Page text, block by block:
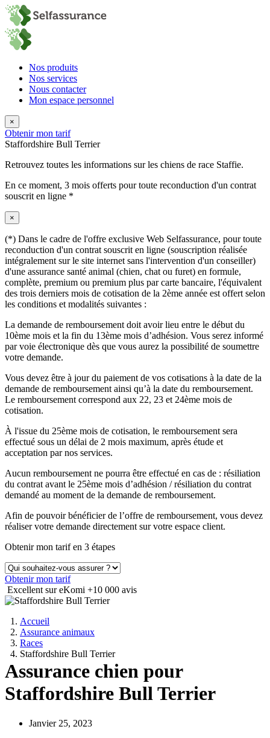
Nos produits
Nos services
Nous contacter
Mon espace personnel
×
Obtenir mon tarif
Staffordshire Bull Terrier
Retrouvez toutes les informations sur les chiens de race Staffie.
En ce moment, 3 mois offerts pour toute reconduction d'un contrat
souscrit en ligne *
×
(*) Dans le cadre de l'offre exclusive Web Selfassurance, pour toute
reconduction d'un contrat souscrit en ligne (souscription réalisée
intégralement sur le site internet sans l'intervention d'un conseiller)
d'une assurance santé animal (chien, chat ou furet) en formule,
complète, premium ou premium plus par carte bancaire, l'équivalent
des trois derniers mois de cotisation de la 2ème année est offert selon
les conditions et modalités suivantes :
La demande de remboursement doit avoir lieu entre le début du
10ème mois et la fin du 13ème mois d’adhésion. Vous serez informé
par voie électronique dès que vous aurez la possibilité de soumettre
votre demande.
Vous devez être à jour du paiement de vos cotisations à la date de la
demande de remboursement ainsi qu’à la date du remboursement.
Le remboursement correspond aux 22, 23 et 24ème mois de
cotisation.
À l'issue du 25ème mois de cotisation, le remboursement sera
effectué sous un délai de 2 mois maximum, après étude et
acceptation par nos services.
Aucun remboursement ne pourra être effectué en cas de : résiliation
du contrat avant le 25ème mois d’adhésion / résiliation du contrat
demandé au moment de la demande de remboursement.
Afin de pouvoir bénéficier de l’offre de remboursement, vous devez
réaliser votre demande directement sur votre espace client.
Obtenir mon tarif en 3 étapes
Obtenir mon tarif
Excellent sur eKomi +10 000 avis
Accueil
Assurance animaux
Races
Staffordshire Bull Terrier
Assurance chien pour
Staffordshire Bull Terrier
Janvier 25, 2023